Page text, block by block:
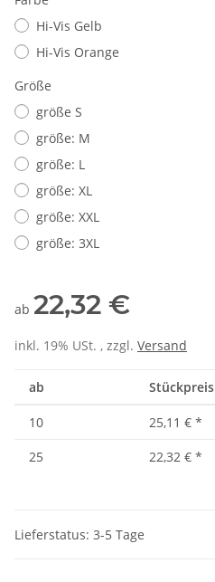
Hi-Vis Gelb
Hi-Vis Orange
Größe
größe S
größe: M
größe: L
größe: XL
größe: XXL
größe: 3XL
ab 22,32 €
inkl. 19% USt. , zzgl. Versand
ab Stückpreis
10 25,11 € *
25
22,32 € *
Lieferstatus: 3-5 Tage